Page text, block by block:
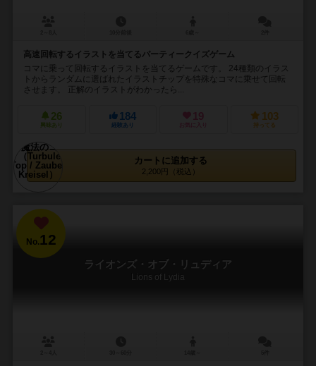
高速回転するイラストを当てるパーティークイズゲーム
コマに乗って回転するイラストを当てるゲームです。 24種類のイラス
トからランダムに選ばれたイラストチップを特殊なコマに乗せて回転
させます。 正解のイラストがわかったら...
26
興味あり
184
経験あり
19
お気に入り
103
持ってる
カートに追加する
2,200円（税込）
No.12
ライオンズ・オブ・リュディア
Lions of Lydia